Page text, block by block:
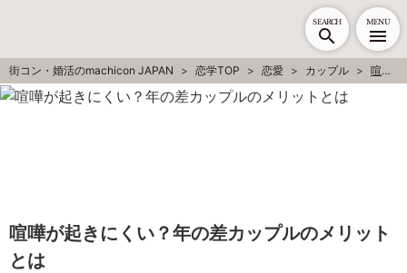
SEARCH MENU
街コン・婚活のmachicon JAPAN 恋学TOP 恋愛 カップル 喧嘩が起きにくい？年の差カップルのメリットとは
喧嘩が起きにくい？年の差カップルのメリット
とは